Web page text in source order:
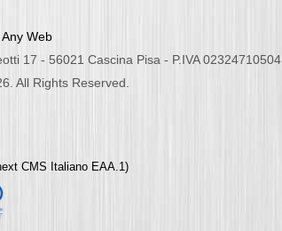
Any Web
17 - 56021 Cascina Pisa - P.IVA 02324710504
All Rights Reserved.
CMS Italiano EAA.1)